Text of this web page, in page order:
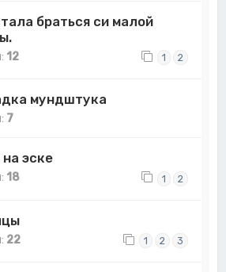
браться си малой
12 1 2
мундштука
7
эске
18 1 2
22 1 2 3